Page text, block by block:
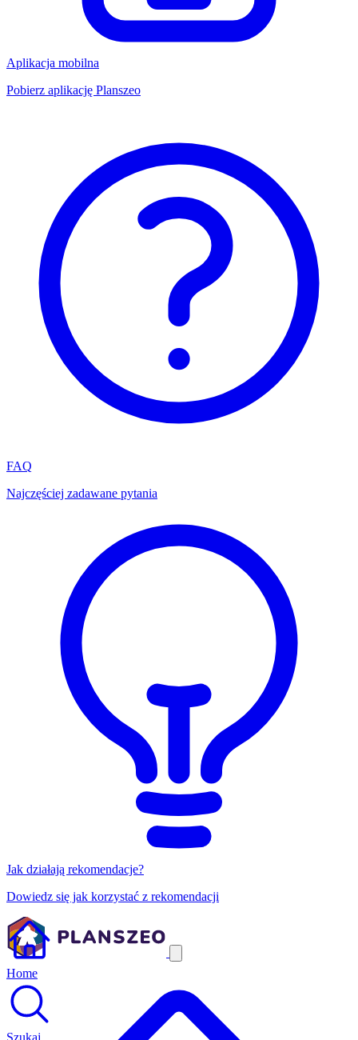
Aplikacja mobilna
Pobierz aplikację Planszeo
FAQ
Najczęściej zadawane pytania
Jak działają rekomendacje?
Dowiedz się jak korzystać z rekomendacji
Home
Szukaj